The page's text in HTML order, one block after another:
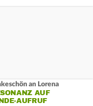
an Lorena
AUF
AUFRUF